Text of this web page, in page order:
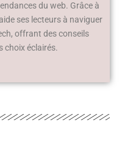
du web. Grâce à
ses lecteurs à naviguer
offrant des conseils
choix éclairés.